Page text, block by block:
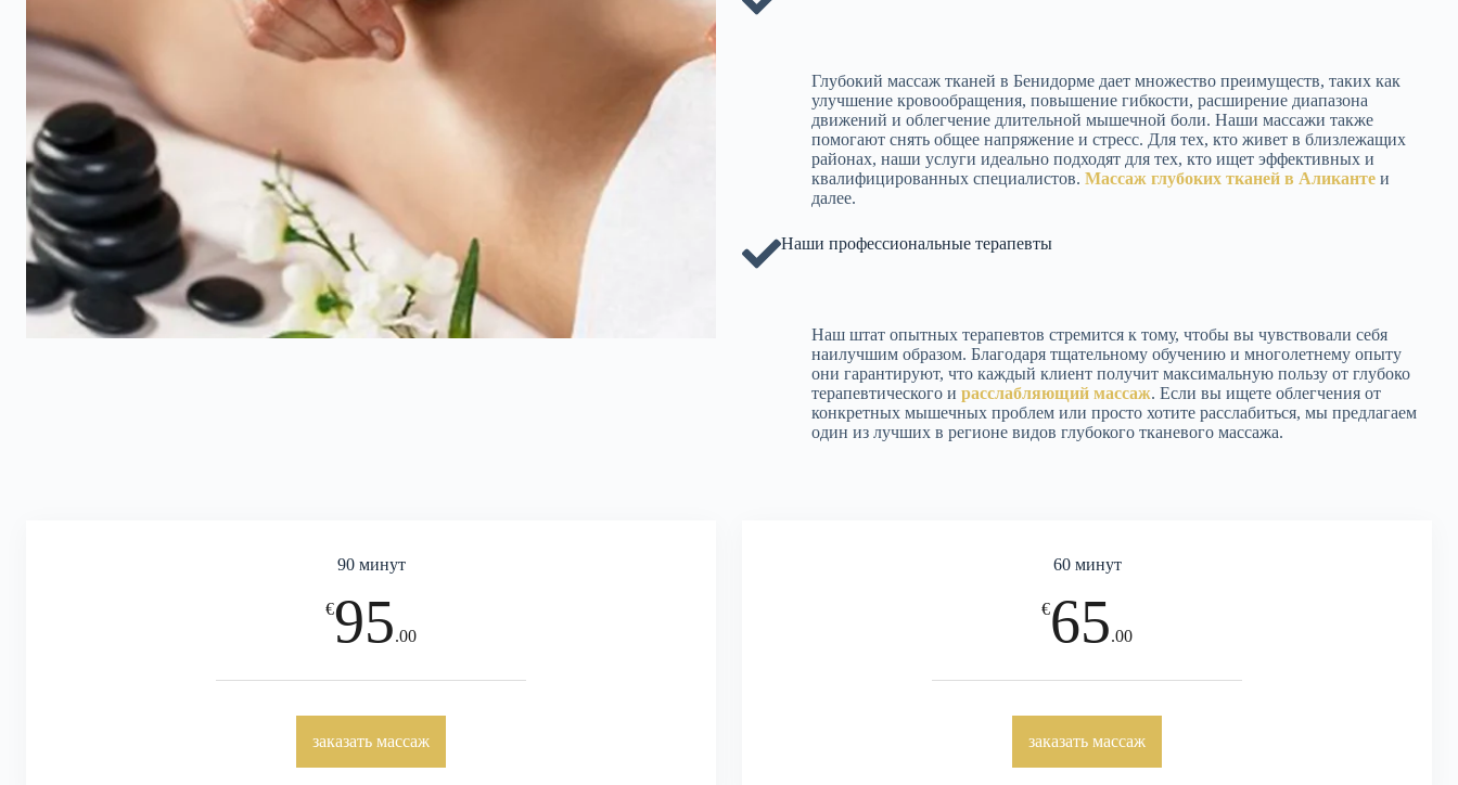
Глубокий массаж тканей в Бенидорме дает множество преимуществ, таких как
улучшение кровообращения, повышение гибкости, расширение диапазона
движений и облегчение длительной мышечной боли. Наши массажи также
помогают снять общее напряжение и стресс. Для тех, кто живет в близлежащих
районах, наши услуги идеально подходят для тех, кто ищет эффективных и
квалифицированных специалистов. Массаж глубоких тканей в Аликанте и
далее.
Наши профессиональные терапевты
Наш штат опытных терапевтов стремится к тому, чтобы вы чувствовали себя
наилучшим образом. Благодаря тщательному обучению и многолетнему опыту
они гарантируют, что каждый клиент получит максимальную пользу от глубоко
терапевтического и расслабляющий массаж. Если вы ищете облегчения от
конкретных мышечных проблем или просто хотите расслабиться, мы предлагаем
один из лучших в регионе видов глубокого тканевого массажа.
90 минут
€95.00
заказать массаж
60 минут
€65.00
заказать массаж